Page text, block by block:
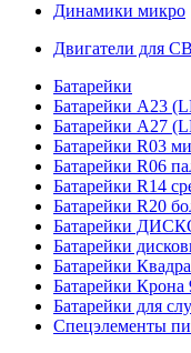
Динамики микро
Двигатели для
Батарейки
Батарейки A23
Батарейки A27
Батарейки R03
Батарейки R06
Батарейки R14
Батарейки R20
Батарейки
Батарейки
Батарейки
Батарейки
Батарейки для
Спецэлементы